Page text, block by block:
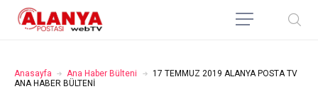
Anasayfa Ana Haber Bülteni
17 TEMMUZ 2019 ALANYA POSTA TV
ANA HABER BÜLTENİ